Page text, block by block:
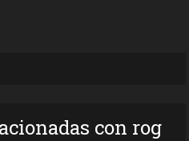
con rog